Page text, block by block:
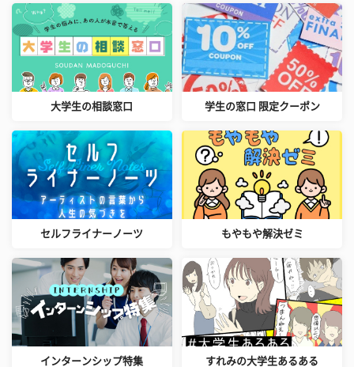
大学生の相談窓口 学生の窓口 限定クーポン
セルフライナーノーツ もやもや解決ゼミ
インターンシップ特集 すれみの大学生あるある